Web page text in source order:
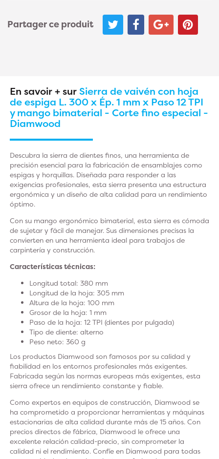
Partager ce produit
En savoir + surSierra de vaivén con hoja
de espiga L. 300 x Ép. 1 mm x Paso 12 TPI
y mango bimaterial - Corte fino especial -
Diamwood
Descubra la sierra de dientes finos, una herramienta de
precisión esencial para la fabricación de ensamblajes como
espigas y horquillas. Diseñada para responder a las
exigencias profesionales, esta sierra presenta una estructura
ergonómica y un diseño de alta calidad para un rendimiento
óptimo.
Con su mango ergonómico bimaterial, esta sierra es cómoda
de sujetar y fácil de manejar. Sus dimensiones precisas la
convierten en una herramienta ideal para trabajos de
carpintería y construcción.
Características técnicas:
Longitud total: 380 mm
Longitud de la hoja: 305 mm
Altura de la hoja: 100 mm
Grosor de la hoja: 1 mm
Paso de la hoja: 12 TPI (dientes por pulgada)
Tipo de diente: alterno
Peso neto: 360 g
Los productos Diamwood son famosos por su calidad y
fiabilidad en los entornos profesionales más exigentes.
Fabricada según las normas europeas más exigentes, esta
sierra ofrece un rendimiento constante y fiable.
Como expertos en equipos de construcción, Diamwood se
ha comprometido a proporcionar herramientas y máquinas
estacionarias de alta calidad durante más de 15 años. Con
precios directos de fábrica, Diamwood le ofrece una
excelente relación calidad-precio, sin comprometer la
calidad ni el rendimiento. Confíe en Diamwood para todas